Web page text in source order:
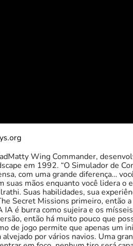
Wing Commander,
em 1992. “O Simulador de
com uma grande diferença…
suas mãos enquanto você lidera o
Suas habilidades, sua
Secret Missions primeiro, então
IA é burra como sujeira e os
então há muito pouco que
de jogo permite que apenas um
alvejado por vários navios. Uma